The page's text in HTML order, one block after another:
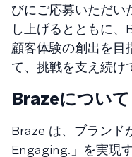
びにご応募いただい
し上げるとともに
顧客体験の創出を目
て、挑戦を支え続け
Brazeについて
Braze は、ブラン
Engaging.」を実現